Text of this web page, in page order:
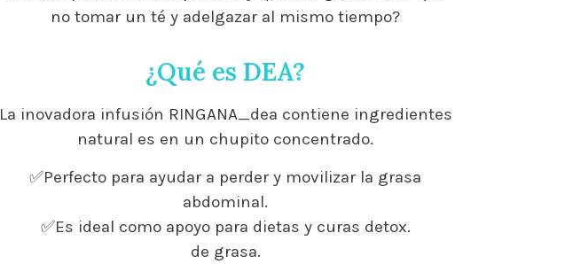
no tomar un té y adelgazar al mismo tiempo?
¿Qué es DEA?
La inovadora infusión RINGANA_dea contiene ingredientes
natural es en un chupito concentrado.
✅Perfecto para ayudar a perder y movilizar la grasa
abdominal.
✅Es ideal como apoyo para dietas y curas detox.
de grasa.